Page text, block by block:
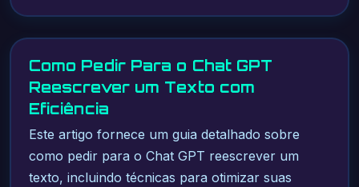
Como Pedir Para o Chat GPT
Reescrever um Texto com
Eficiência
Este artigo fornece um guia detalhado sobre
como pedir para o Chat GPT reescrever um
texto, incluindo técnicas para otimizar suas